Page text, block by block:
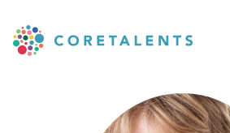
main
Marianne
Geersing